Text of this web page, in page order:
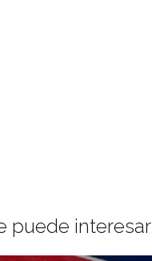
puede interesar